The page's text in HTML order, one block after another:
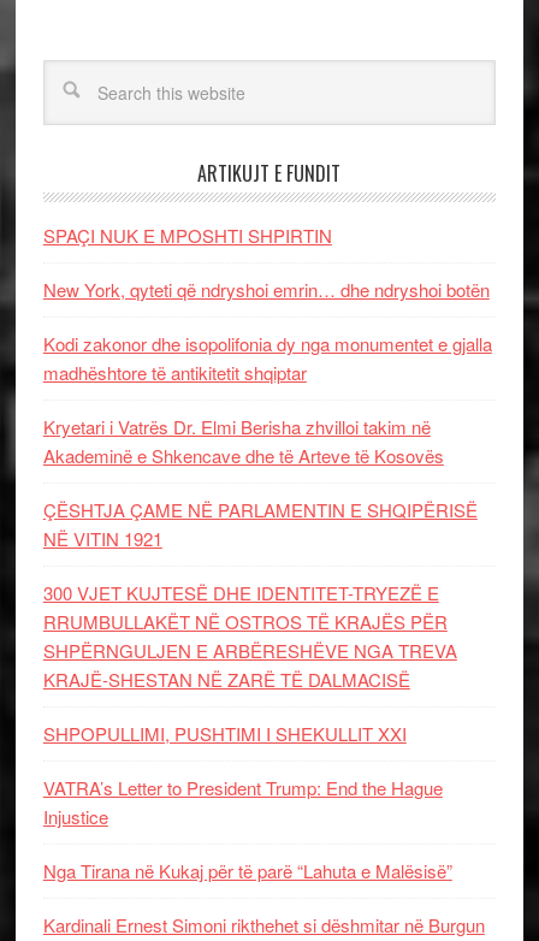
ARTIKUJT E FUNDIT
SPAÇI NUK E MPOSHTI SHPIRTIN
New York, qyteti që ndryshoi emrin… dhe ndryshoi botën
Kodi zakonor dhe isopolifonia dy nga monumentet e gjalla
madhështore të antikitetit shqiptar
Kryetari i Vatrës Dr. Elmi Berisha zhvilloi takim në
Akademinë e Shkencave dhe të Arteve të Kosovës
ÇËSHTJA ÇAME NË PARLAMENTIN E SHQIPËRISË
NË VITIN 1921
300 VJET KUJTESË DHE IDENTITET-TRYEZË E
RRUMBULLAKËT NË OSTROS TË KRAJËS PËR
SHPËRNGULJEN E ARBËRESHËVE NGA TREVA
KRAJË-SHESTAN NË ZARË TË DALMACISË
SHPOPULLIMI, PUSHTIMI I SHEKULLIT XXI
VATRA’s Letter to President Trump: End the Hague
Injustice
Nga Tirana në Kukaj për të parë “Lahuta e Malësisë”
Kardinali Ernest Simoni rikthehet si dëshmitar në Burgun